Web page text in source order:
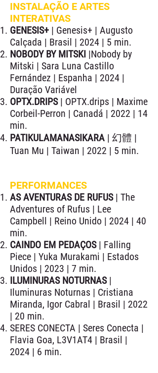
INSTALAÇÃO E ARTES
INTERATIVAS
GENESIS+ | Genesis+ | Augusto
Calçada | Brasil | 2024 | 5 min.
NOBODY BY MITSKI |Nobody by
Mitski | Sara Luna Castillo
Fernández | Espanha | 2024 |
Duração Variável
OPTX.DRIPS| OPTX.drips | Maxime
Corbeil-Perron | Canadá | 2022 | 14
min.
PATIKULAMANASIKARA | 幻體 |
Tuan Mu | Taiwan | 2022 | 5 min.
PERFORMANCES
AS AVENTURAS DE RUFUS| The
Adventures of Rufus | Lee
Campbell | Reino Unido | 2024 | 40
min.
CAINDO EM PEDAÇOS| Falling
Piece | Yuka Murakami | Estados
Unidos | 2023 | 7 min.
ILUMINURAS NOTURNAS |
Iluminuras Noturnas | Cristiana
Miranda, Igor Cabral | Brasil | 2022
| 20 min.
SERES CONECTA | Seres Conecta |
Flavia Goa, L3V1AT4 | Brasil |
2024 | 6 min.